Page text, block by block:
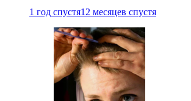
1 год спустя12 месяцев спустя